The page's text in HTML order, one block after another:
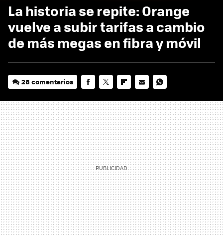
La historia se repite: Orange
vuelve a subir tarifas a cambio
de más megas en fibra y móvil
28 comentarios
MAIL